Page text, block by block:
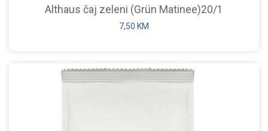
Althaus čaj zeleni (Grün Matinee)20/1
7,50 KM